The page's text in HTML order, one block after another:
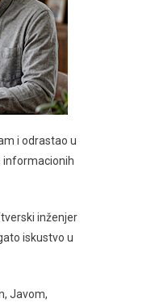
i odrastao u
informacionih
inženjer
iskustvo u
Javom,